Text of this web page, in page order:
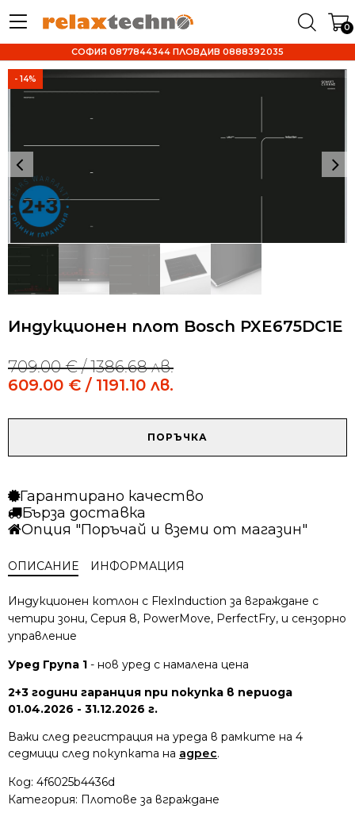
0
СОФИЯ 0877844344 ПЛОВДИВ 0888392035
- 14%
Индукционен плот Bosch PXE675DC1E
709.00€/ 1386.68 лв.
Original
price
709.00 €
609.00 € / 1191.10 лв.
Current
price
609.00 €
Bosch
PXE675DC1E
ПОРЪЧКА
Гарантирано качество
Бърза доставка
Опция "Поръчай и вземи от магазин"
ОПИСАНИЕ ИНФОРМАЦИЯ
Индукционен котлон с FlexInduction за вграждане с
четири зони, Серия 8, PowerMove, PerfectFry, и сензорно
управление
Уред Група 1 - нов уред с намалена цена
2+3 години гаранция при покупка в периода
01.04.2026 - 31.12.2026 г.
Важи след регистрация на уреда в рамките на 4
седмици след покупката на адрес.
Код: 4f6025b4436d
Категория: Плотове за вграждане